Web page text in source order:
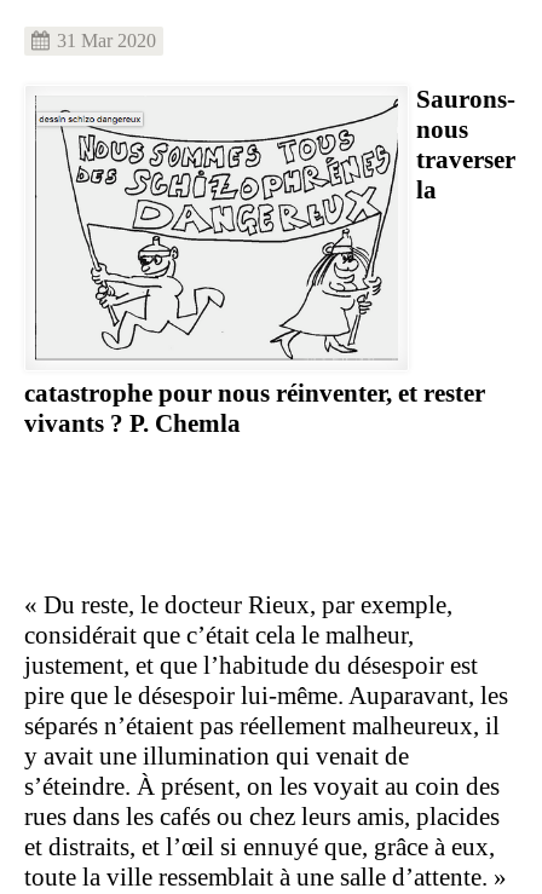
31 Mar 2020
Image
Saurons-
nous
traverser
la
catastrophe pour nous réinventer, et rester
vivants ? P. Chemla
« Du reste, le docteur Rieux, par exemple,
considérait que c’était cela le malheur,
justement, et que l’habitude du désespoir est
pire que le désespoir lui-même. Auparavant, les
séparés n’étaient pas réellement malheureux, il
y avait une illumination qui venait de
s’éteindre. À présent, on les voyait au coin des
rues dans les cafés ou chez leurs amis, placides
et distraits, et l’œil si ennuyé que, grâce à eux,
toute la ville ressemblait à une salle d’attente. »